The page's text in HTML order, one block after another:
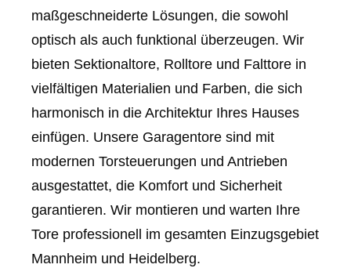
maßgeschneiderte Lösungen, die sowohl
optisch als auch funktional überzeugen. Wir
bieten Sektionaltore, Rolltore und Falttore in
vielfältigen Materialien und Farben, die sich
harmonisch in die Architektur Ihres Hauses
einfügen. Unsere Garagentore sind mit
modernen Torsteuerungen und Antrieben
ausgestattet, die Komfort und Sicherheit
garantieren. Wir montieren und warten Ihre
Tore professionell im gesamten Einzugsgebiet
Mannheim und Heidelberg.